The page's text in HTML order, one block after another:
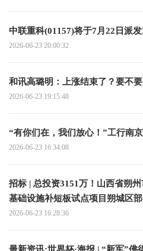
中联重科(01157)将于7月22日派
2026-06-23 20:00:32
和讯高璐明：上涨结束了？要不要
2026-06-23 19:15:48
“有你们在，我们放心！”工行南
2026-06-23 16:34:08
招标 | 总投资3151万！山西省朔
基础设施补短板试点项目朔城区
2026-06-23 16:28:36